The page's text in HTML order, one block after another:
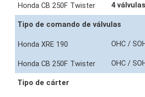
4
Tipo de comando de válvulas
OHC /
OHC /
Tipo de cárter